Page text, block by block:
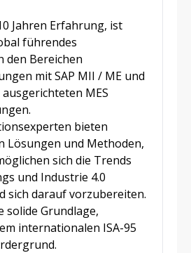
Jahren Erfahrung, ist
führendes
den Bereichen
mit SAP MII / ME und
MES
bieten
Lösungen und Methoden,
sich die Trends
und Industrie 4.0
sich darauf vorzubereiten.
solide Grundlage,
internationalen ISA-95